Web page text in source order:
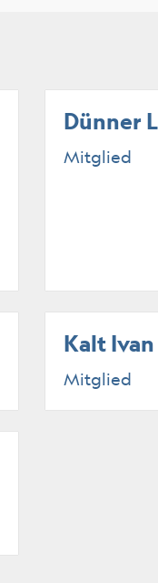
Dünner
Mitglied
Kalt Ivan
Mitglied